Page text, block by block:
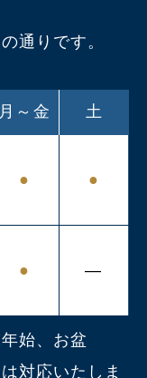
通りです。
月～金 土
●
●
●
―
始、お盆
対応いたしま